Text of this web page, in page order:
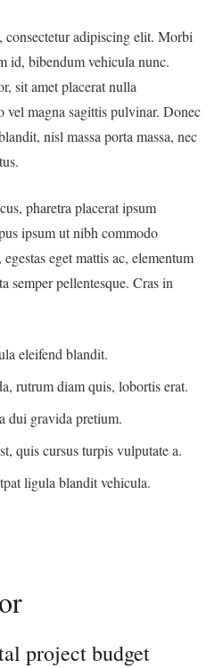
adipiscing elit. Morbi
id, bibendum vehicula nunc.
sit amet placerat nulla
magna sagittis pulvinar. Donec
nisl massa porta massa, nec
pharetra placerat ipsum
ipsum ut nibh commodo
eget mattis ac, elementum
semper pellentesque. Cras in
eleifend blandit.
rutrum diam quis, lobortis erat.
dui gravida pretium.
quis cursus turpis vulputate a.
ligula blandit vehicula.
project budget